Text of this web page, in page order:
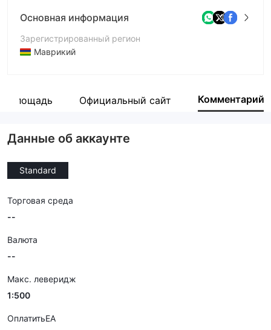
Основная информация
Зарегистрированный регион
Маврикий
Компания
площадь Официальный сайт Комментарий
Данные об аккаунте
Standard
Торговая среда
--
Валюта
--
Макс. леверидж
1:500
ОплатитьEA